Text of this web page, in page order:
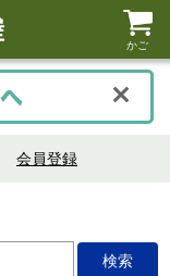
かご
会員登録